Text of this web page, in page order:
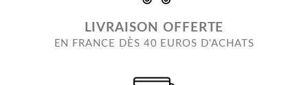
LIVRAISON OFFERTE
EN FRANCE DÈS 40 EUROS D'ACHATS